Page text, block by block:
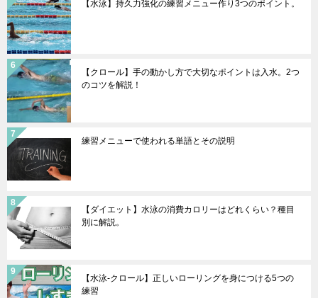
【水泳】持久力強化の練習メニュー作り3つのポイント。
【クロール】手の動かし方で大切なポイントは入水。2つ
のコツを解説！
練習メニューで使われる単語とその説明
【ダイエット】水泳の消費カロリーはどれくらい？種目
別に解説。
【水泳-クロール】正しいローリングを身につける5つの
練習